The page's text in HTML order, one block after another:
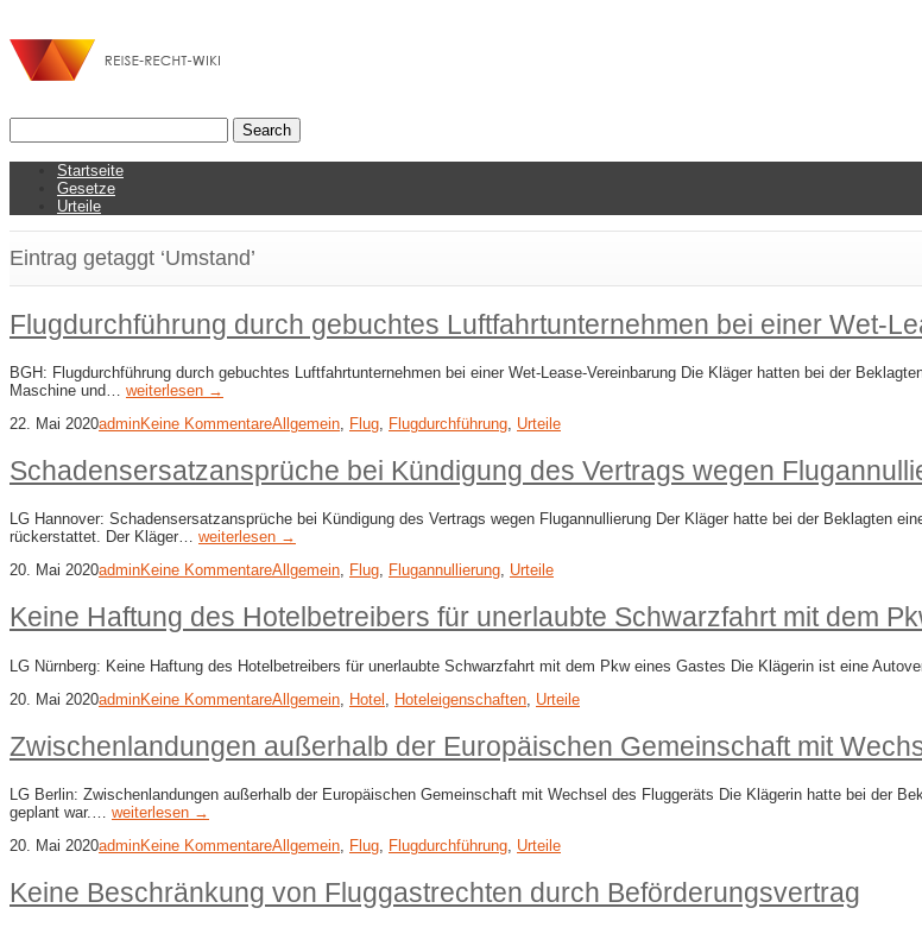
Startseite
Gesetze
Urteile
Eintrag getaggt ‘Umstand’
Flugdurchführung durch gebuchtes Luftfahrtunternehmen bei einer Wet-​
BGH: Flugdurchführung durch gebuchtes Luftfahrtunternehmen bei einer Wet-​Lease-​Vereinbarung Die Kläger hatten bei der
Maschine und… weiterlesen →
22. Mai 2020adminKeine KommentareAllgemein, Flug, Flugdurchführung, Urteile
Schadensersatzansprüche bei Kündigung des Vertrags wegen
LG Hannover: Schadensersatzansprüche bei Kündigung des Vertrags wegen Flugannullierung Der Kläger hatte bei der Beklagten
rückerstattet. Der Kläger… weiterlesen →
20. Mai 2020adminKeine KommentareAllgemein, Flug, Flugannullierung, Urteile
Keine Haftung des Hotelbetreibers für unerlaubte Schwarzfahrt mit dem
LG Nürnberg: Keine Haftung des Hotelbetreibers für unerlaubte Schwarzfahrt mit dem Pkw eines Gastes Die Klägerin ist eine
20. Mai 2020adminKeine KommentareAllgemein Hotel Hoteleigenschaften Urteile
Zwischenlandungen außerhalb der Europäischen Gemeinschaft mit
LG Berlin: Zwischenlandungen außerhalb der Europäischen Gemeinschaft mit Wechsel des Fluggeräts Die Klägerin hatte bei der
geplant war.… weiterlesen →
20. Mai 2020adminKeine KommentareAllgemein Flug Flugdurchführung Urteile
Keine Beschränkung von Fluggastrechten durch Beförderungsvertrag